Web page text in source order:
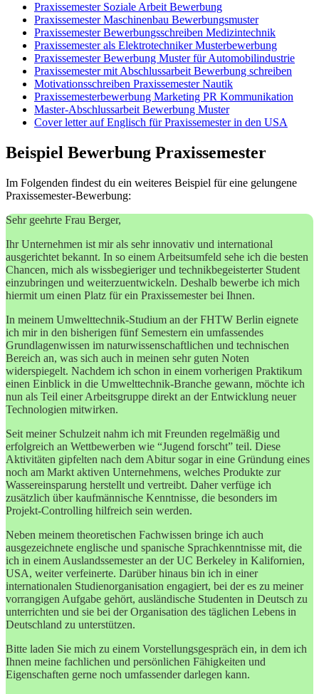
Praxissemester Soziale Arbeit Bewerbung
Praxissemester Maschinenbau Bewerbungsmuster
Praxissemester Bewerbungsschreiben Medizintechnik
Praxissemester als Elektrotechniker Musterbewerbung
Praxissemester Bewerbung Muster für Automobilindustrie
Praxissemester mit Abschlussarbeit Bewerbung schreiben
Motivationsschreiben Praxissemester Nautik
Praxissemesterbewerbung Marketing PR Kommunikation
Master-Abschlussarbeit Bewerbung Muster
Cover letter auf Englisch für Praxissemester in den USA
Beispiel Bewerbung Praxissemester
Im Folgenden findest du ein weiteres Beispiel für eine gelungene
Praxissemester-Bewerbung:
Sehr geehrte Frau Berger,
Ihr Unternehmen ist mir als sehr innovativ und international
ausgerichtet bekannt. In so einem Arbeitsumfeld sehe ich die besten
Chancen, mich als wissbegieriger und technikbegeisterter Student
einzubringen und weiterzuentwickeln. Deshalb bewerbe ich mich
hiermit um einen Platz für ein Praxissemester bei Ihnen.
In meinem Umwelttechnik-Studium an der FHTW Berlin eignete
ich mir in den bisherigen fünf Semestern ein umfassendes
Grundlagenwissen im naturwissenschaftlichen und technischen
Bereich an, was sich auch in meinen sehr guten Noten
widerspiegelt. Nachdem ich schon in einem vorherigen Praktikum
einen Einblick in die Umwelttechnik-Branche gewann, möchte ich
nun als Teil einer Arbeitsgruppe direkt an der Entwicklung neuer
Technologien mitwirken.
Seit meiner Schulzeit nahm ich mit Freunden regelmäßig und
erfolgreich an Wettbewerben wie “Jugend forscht” teil. Diese
Aktivitäten gipfelten nach dem Abitur sogar in eine Gründung eines
noch am Markt aktiven Unternehmens, welches Produkte zur
Wassereinsparung herstellt und vertreibt. Daher verfüge ich
zusätzlich über kaufmännische Kenntnisse, die besonders im
Projekt-Controlling hilfreich sein werden.
Neben meinem theoretischen Fachwissen bringe ich auch
ausgezeichnete englische und spanische Sprachkenntnisse mit, die
ich in einem Auslandssemester an der UC Berkeley in Kalifornien,
USA, weiter verfeinerte. Darüber hinaus bin ich in einer
internationalen Studienorganisation engagiert, bei der es zu meiner
vorrangigen Aufgabe gehört, ausländische Studenten in Deutsch zu
unterrichten und sie bei der Organisation des täglichen Lebens in
Deutschland zu unterstützen.
Bitte laden Sie mich zu einem Vorstellungsgespräch ein, in dem ich
Ihnen meine fachlichen und persönlichen Fähigkeiten und
Eigenschaften gerne noch umfassender darlegen kann.